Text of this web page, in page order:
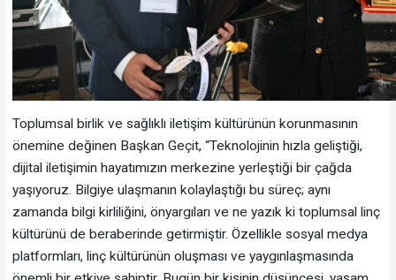
Toplumsal birlik ve sağlıklı iletişim kültürünün korunmasının
önemine değinen Başkan Geçit, “Teknolojinin hızla geliştiği,
dijital iletişimin hayatımızın merkezine yerleştiği bir çağda
yaşıyoruz. Bilgiye ulaşmanın kolaylaştığı bu süreç; aynı
zamanda bilgi kirliliğini, önyargıları ve ne yazık ki toplumsal linç
kültürünü de beraberinde getirmiştir. Özellikle sosyal medya
platformları, linç kültürünün oluşması ve yaygınlaşmasında